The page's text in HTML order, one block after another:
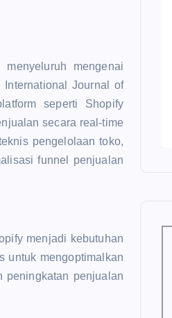
mengenai
Journal of
seperti Shopify
secara real-time
pengelolaan toko,
funnel penjualan
menjadi kebutuhan
untuk mengoptimalkan
peningkatan penjualan